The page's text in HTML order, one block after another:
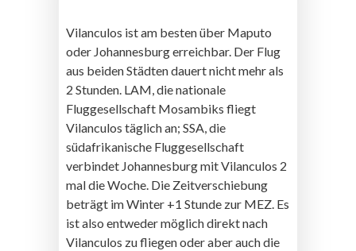
Vilanculos ist am besten über Maputo
oder Johannesburg erreichbar. Der Flug
aus beiden Städten dauert nicht mehr als
2 Stunden. LAM, die nationale
Fluggesellschaft Mosambiks fliegt
Vilanculos täglich an; SSA, die
südafrikanische Fluggesellschaft
verbindet Johannesburg mit Vilanculos 2
mal die Woche. Die Zeitverschiebung
beträgt im Winter +1 Stunde zur MEZ. Es
ist also entweder möglich direkt nach
Vilanculos zu fliegen oder aber auch die